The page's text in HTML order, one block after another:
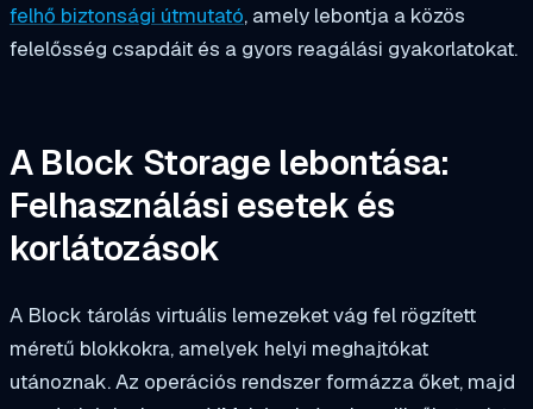
felhő biztonsági útmutató, amely lebontja a közös
felelősség csapdáit és a gyors reagálási gyakorlatokat.
A Block Storage lebontása:
Felhasználási esetek és
korlátozások
A Block tárolás virtuális lemezeket vág fel rögzített
méretű blokkokra, amelyek helyi meghajtókat
utánoznak. Az operációs rendszer formázza őket, majd